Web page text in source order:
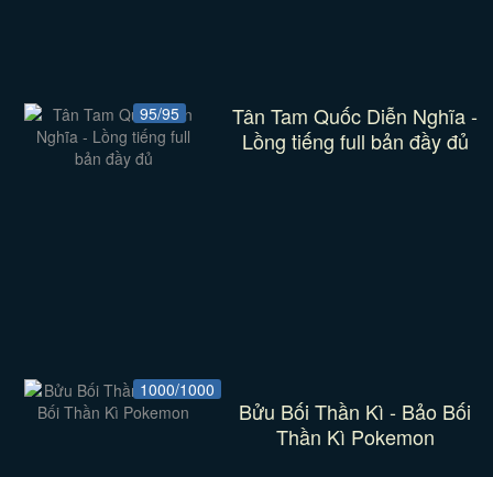
95/95
Tân Tam Quốc Diễn Nghĩa -
Lồng tiếng full bản đầy đủ
1000/1000
Bửu Bối Thần Kì - Bảo Bối
Thần Kì Pokemon